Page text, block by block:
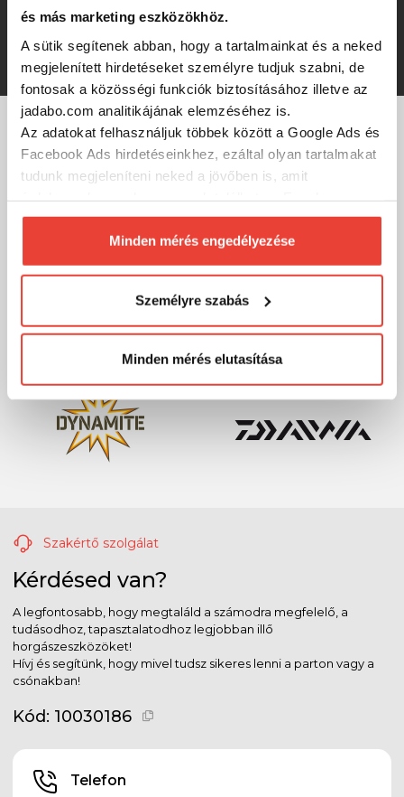
és más marketing eszközökhöz.
A sütik segítenek abban, hogy a tartalmainkat és a neked
megjelenített hirdetéseket személyre tudjuk szabni, de
fontosak a közösségi funkciók biztosításához illetve az
jadabo.com analitikájának elemzéséhez is.
Az adatokat felhasználjuk többek között a Google Ads és
Facebook Ads hirdetéseinkhez, ezáltal olyan tartalmakat
tudunk megjeleníteni neked a jövőben is, amit
biztosításához arra kérünk, hogy engedd meg
számunkra minden mérés használatát.
Természetesensoha semmilyen formában nem fogunk
megváltoztathatod a döntésed ezzel kapcsolatban.
Előre is köszönjük!
Minden mérés engedélyezése
Személyre szabás
Minden mérés elutasítása
462 Ft
MÁRKÁINK
Szakértő szolgálat
Kérdésed van?
A legfontosabb, hogy megtaláld a számodra megfelelő, a
tudásodhoz, tapasztalatodhoz legjobban illő
horgászeszközöket!
Hívj és segítünk, hogy mivel tudsz sikeres lenni a parton vagy a
csónakban!
Kód: 10030186
Telefon